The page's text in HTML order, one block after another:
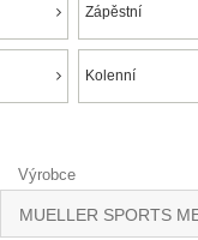
Zápěstní
Kolenní
Výrobce
MUELLER SPORTS